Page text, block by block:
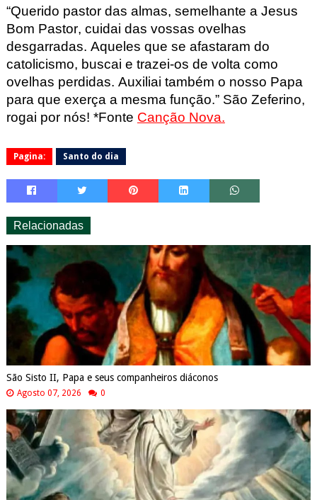
“Querido pastor das almas, semelhante a Jesus
Bom Pastor, cuidai das vossas ovelhas
desgarradas. Aqueles que se afastaram do
catolicismo, buscai e trazei-os de volta como
ovelhas perdidas. Auxiliai também o nosso Papa
para que exerça a mesma função.” São Zeferino,
rogai por nós! *Fonte Canção Nova.
Pagina: Santo do dia
Relacionadas
São Sisto II, Papa e seus companheiros diáconos
Agosto 07, 2026 0